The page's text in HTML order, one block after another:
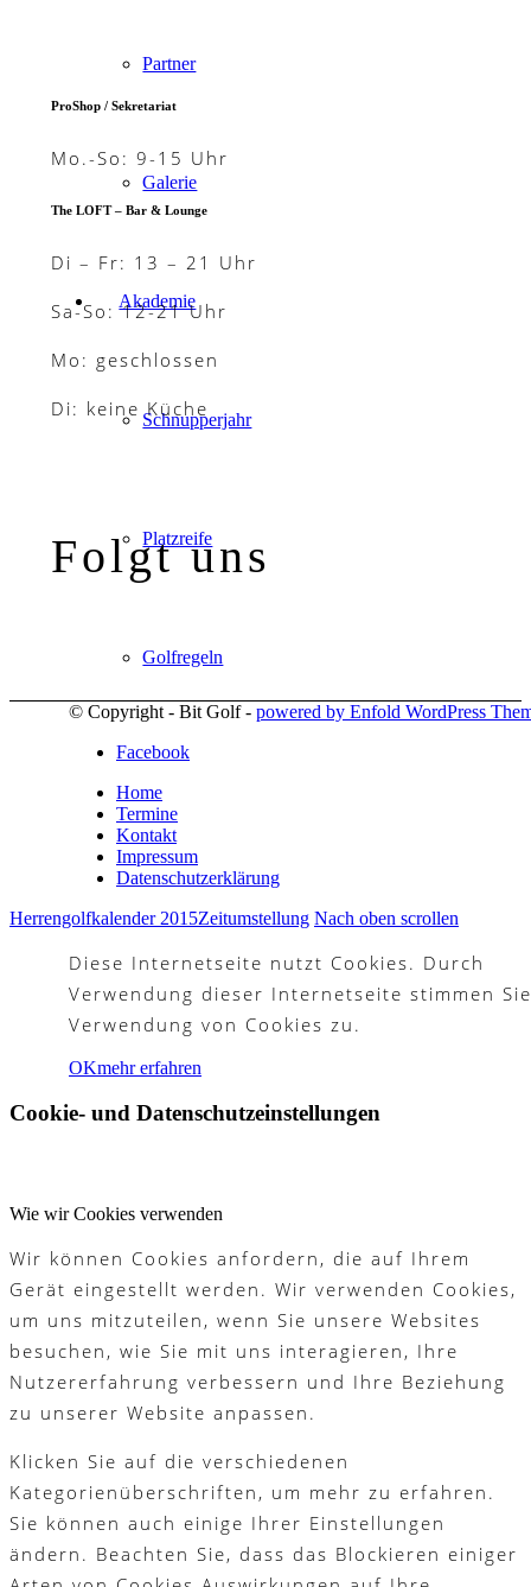
Partner
Galerie
Akademie
Schnupperjahr
Platzreife
Golfregeln
ProShop / Sekretariat
Mo.-So: 9-15 Uhr
The LOFT – Bar & Lounge
Di – Fr: 13 – 21 Uhr
Sa-So: 12-21 Uhr
Mo: geschlossen
Di: keine Küche
Folgt uns
© Copyright - Bit Golf - powered by Enfold WordPress
Facebook
Home
Termine
Kontakt
Impressum
Datenschutzerklärung
Herrengolfkalender 2015Zeitumstellung Nach oben scrollen
Diese Internetseite nutzt Cookies. Durch
Verwendung dieser Internetseite stimmen
Verwendung von Cookies zu.
OKmehr erfahren
Cookie- und Datenschutzeinstellungen
Wie wir Cookies verwenden
Wir können Cookies anfordern, die auf Ihrem
Gerät eingestellt werden. Wir verwenden Cookies,
um uns mitzuteilen, wenn Sie unsere Websites
besuchen, wie Sie mit uns interagieren, Ihre
Nutzererfahrung verbessern und Ihre Beziehung
zu unserer Website anpassen.
Klicken Sie auf die verschiedenen
Kategorienüberschriften, um mehr zu erfahren.
Sie können auch einige Ihrer Einstellungen
ändern. Beachten Sie, dass das Blockieren einiger